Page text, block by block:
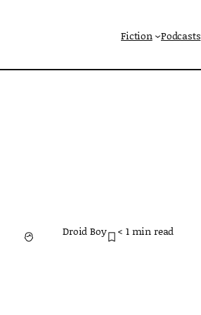
Fiction Podcasts
Droid Boy < 1min read